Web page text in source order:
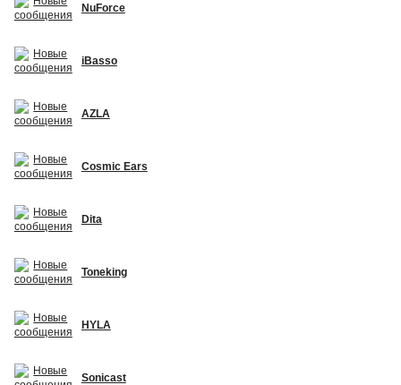
NuForce
iBasso
AZLA
Cosmic Ears
Dita
Toneking
HYLA
Sonicast